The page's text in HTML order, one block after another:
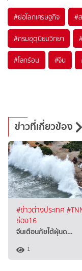
#ย่อโลกเศรษฐกิจ #
#กรมอุตุนิยมวิทยา
#โลกร้อน #จีน
ข่าวที่เกี่ยวข้อง
#ข่าวต่างประเทศ
ช่อง16
จีนเตือนภัยไต้ฝุ่นด…
1